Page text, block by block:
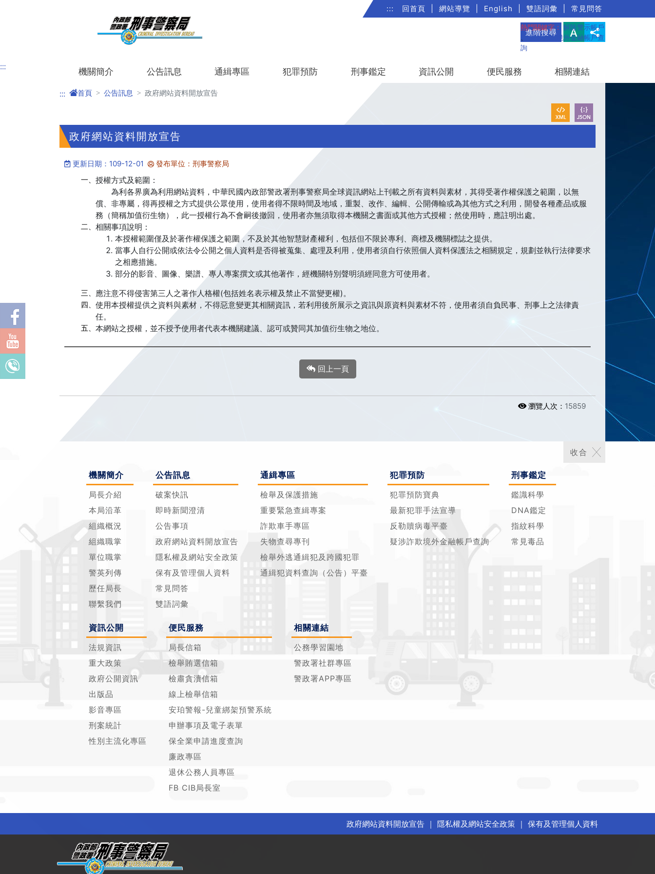
::: 回首頁 網站導覽 English 雙語詞彙 常見問答
進階搜尋
熱門關鍵字： 解除警示帳戶
、疑涉詐欺境外金融帳戶查
詢
::: 機關簡介 公告訊息 通緝專區 犯罪預防 刑事鑑定 資訊公開 便民服務 相關連結
::: 首頁 公告訊息 政府網站資料開放宣告
政府網站資料開放宣告
更新日期：109-12-01
發布單位：刑事警察局
一、 授權方式及範圍：
為利各界廣為利用網站資料，中華民國內政部警政署刑事警察局全球資訊網站上刊載之所有資料與素材，其得受著作權保護之範圍，以無
償、非專屬，得再授權之方式提供公眾使用，使用者得不限時間及地域，重製、改作、編輯、公開傳輸或為其他方式之利用，開發各種產品或服
務（簡稱加值衍生物），此一授權行為不會嗣後撤回，使用者亦無須取得本機關之書面或其他方式授權；然使用時，應註明出處。
二、 相關事項說明：
本授權範圍僅及於著作權保護之範圍，不及於其他智慧財產權利，包括但不限於專利、商標及機關標誌之提供。
當事人自行公開或依法令公開之個人資料是否得被蒐集、處理及利用，使用者須自行依照個人資料保護法之相關規定，規劃並執行法律要求
之相應措施。
部分的影音、圖像、樂譜、專人專案撰文或其他著作，經機關特別聲明須經同意方可使用者。
三、 應注意不得侵害第三人之著作人格權(包括姓名表示權及禁止不當變更權)。
四、 使用本授權提供之資料與素材，不得惡意變更其相關資訊，若利用後所展示之資訊與原資料與素材不符，使用者須自負民事、刑事上之法律責
任。
五、 本網站之授權，並不授予使用者代表本機關建議、認可或贊同其加值衍生物之地位。
回上一頁
瀏覽人次： 15859
機關簡介
局長介紹
本局沿革
組織概況
組織職掌
單位職掌
警英列傳
歷任局長
聯繫我們
公告訊息
破案快訊
即時新聞澄清
公告事項
政府網站資料開放宣告
隱私權及網站安全政策
保有及管理個人資料
常見問答
雙語詞彙
通緝專區
檢舉及保護措施
重要緊急查緝專案
詐欺車手專區
失物查尋專刊
檢舉外逃通緝犯及跨國犯罪
通緝犯資料查詢（公告）平臺
犯罪預防
犯罪預防寶典
最新犯罪手法宣導
反勒贖病毒平臺
疑涉詐欺境外金融帳戶查詢
刑事鑑定
鑑識科學
DNA鑑定
指紋科學
常見毒品
資訊公開
法規資訊
重大政策
政府公開資訊
出版品
影音專區
刑案統計
性別主流化專區
便民服務
局長信箱
檢舉賄選信箱
檢肅貪瀆信箱
線上檢舉信箱
安珀警報-兒童綁架預警系統
申辦事項及電子表單
保全業申請進度查詢
廉政專區
退休公務人員專區
FB CIB局長室
相關連結
公務學習園地
警政署社群專區
警政署APP專區
政府網站資料開放宣告 ｜ 隱私權及網站安全政策 ｜ 保有及管理個人資料